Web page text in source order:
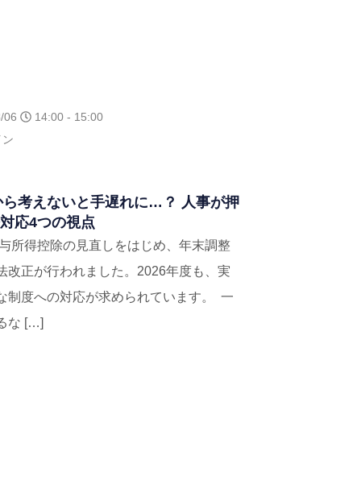
06
14:00 - 15:00
考えないと手遅れに…？ 人事が押
応4つの視点
所得控除の見直しをはじめ、年末調整
改正が行われました。2026年度も、実
制度への対応が求められています。 一
な […]